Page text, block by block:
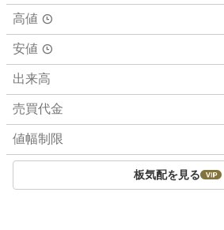
高値
安値
出来高
売買代金
値幅制限
板気配を見る